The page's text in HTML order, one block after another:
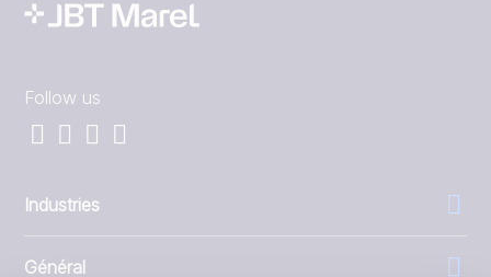
Follow us
Industries
Général